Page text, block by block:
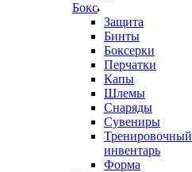
Бокс
Защита
Бинты
Боксерки
Перчатки
Капы
Шлемы
Снаряды
Сувениры
Тренировочный
инвентарь
Форма